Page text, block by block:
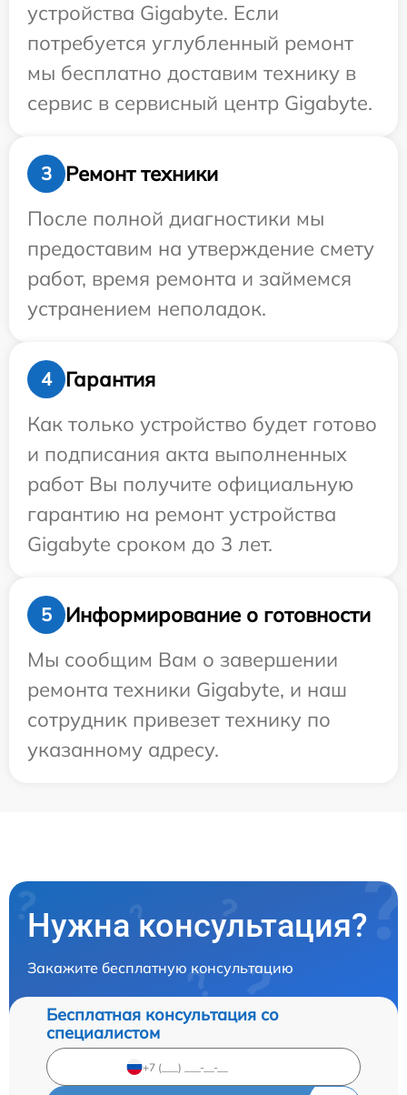
устройства Gigabyte. Если
потребуется углубленный ремонт
мы бесплатно доставим технику в
сервис в сервисный центр Gigabyte.
3
Ремонт техники
После полной диагностики мы
предоставим на утверждение смету
работ, время ремонта и займемся
устранением неполадок.
4
Гарантия
Как только устройство будет готово
и подписания акта выполненных
работ Вы получите официальную
гарантию на ремонт устройства
Gigabyte сроком до 3 лет.
5
Информирование о готовности
Мы сообщим Вам о завершении
ремонта техники Gigabyte, и наш
сотрудник привезет технику по
указанному адресу.
Нужна консультация?
Закажите бесплатную консультацию
Бесплатная консультация со
специалистом